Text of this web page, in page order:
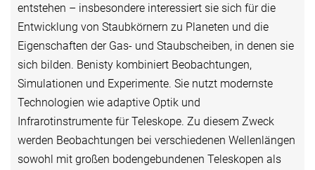
entstehen – insbesondere interessiert sie sich für die
Entwicklung von Staubkörnern zu Planeten und die
Eigenschaften der Gas- und Staubscheiben, in denen sie
sich bilden. Benisty kombiniert Beobachtungen,
Simulationen und Experimente. Sie nutzt modernste
Technologien wie adaptive Optik und
Infrarotinstrumente für Teleskope. Zu diesem Zweck
werden Beobachtungen bei verschiedenen Wellenlängen
sowohl mit großen bodengebundenen Teleskopen als